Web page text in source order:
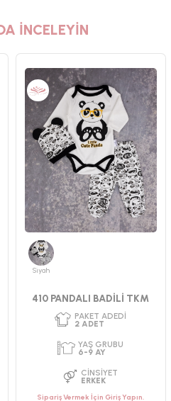
İNCELEYİN
Siyah
410 PANDALI BADİLİ TKM
Sipariş Vermek İçin Giriş Yapın.